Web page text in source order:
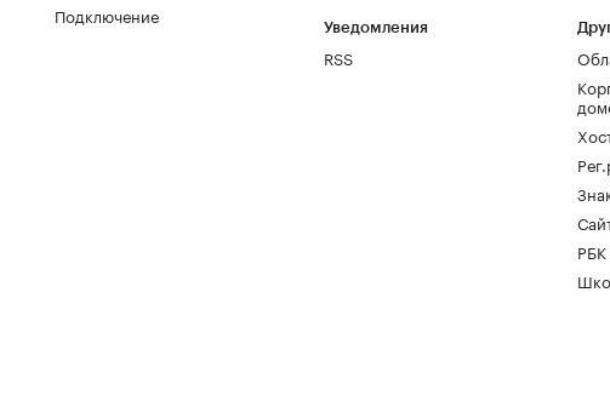
Подключение
Уведомления
RSS